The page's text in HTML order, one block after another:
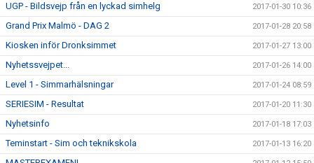
UGP - Bildsvejp från en lyckad simhelg 2017-01-30 10:36
Grand Prix Malmö - DAG 2 2017-01-28 20:58
Kiosken inför Dronksimmet 2017-01-27 13:00
Nyhetssvejpet... 2017-01-26 14:00
Level 1 - Simmarhälsningar 2017-01-24 08:59
SERIESIM - Resultat 2017-01-20 11:30
Nyhetsinfo 2017-01-18 17:03
Teminstart - Sim och teknikskola 2017-01-13 16:20